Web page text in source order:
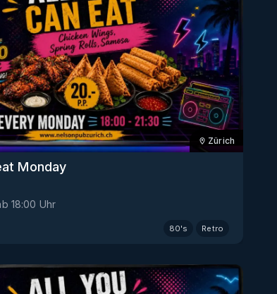
Zürich
Monday
18:00 Uhr
80's Retro